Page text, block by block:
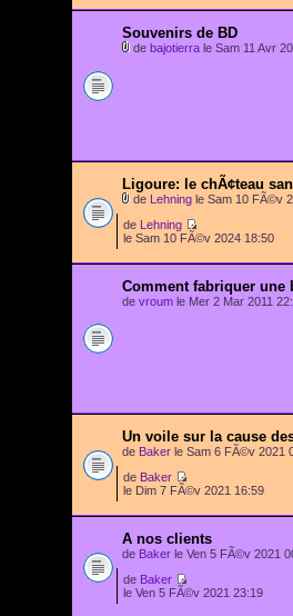
Souvenirs de BD
de bajotierra le Sam 11 Avr
Ligoure: le chÃ¢teau
de Lehning le Sam 10 FÃ©v
de Lehning
le Sam 10 FÃ©v 2024 18:50
Comment fabriquer une
de vroum le Mer 2 Mar 2011
Un voile sur la cause
de Baker le Sam 6 FÃ©v 2021
de Baker
le Dim 7 FÃ©v 2021 16:59
A nos clients
de Baker le Ven 5 FÃ©v 2021
de Baker
le Ven 5 FÃ©v 2021 23:19